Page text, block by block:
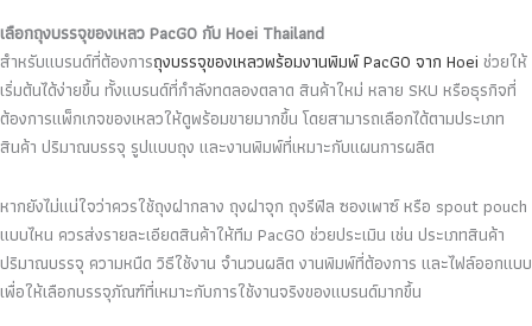
เลือกถุงบรรจุของเหลว PacGO กับ Hoei Thailand
สำหรับแบรนด์ที่ต้องการถุงบรรจุของเหลวพร้อมงานพิมพ์ PacGO จาก Hoei ช่วยให้
เริ่มต้นได้ง่ายขึ้น ทั้งแบรนด์ที่กำลังทดลองตลาด สินค้าใหม่ หลาย SKU หรือธุรกิจที่
ต้องการแพ็กเกจของเหลวให้ดูพร้อมขายมากขึ้น โดยสามารถเลือกได้ตามประเภท
สินค้า ปริมาณบรรจุ รูปแบบถุง และงานพิมพ์ที่เหมาะกับแผนการผลิต
หากยังไม่แน่ใจว่าควรใช้ถุงฝากลาง ถุงฝาจุก ถุงรีฟิล ซองเพาซ์ หรือ spout pouch
แบบไหน ควรส่งรายละเอียดสินค้าให้ทีม PacGO ช่วยประเมิน เช่น ประเภทสินค้า
ปริมาณบรรจุ ความหนืด วิธีใช้งาน จำนวนผลิต งานพิมพ์ที่ต้องการ และไฟล์ออกแบบ
เพื่อให้เลือกบรรจุภัณฑ์ที่เหมาะกับการใช้งานจริงของแบรนด์มากขึ้น